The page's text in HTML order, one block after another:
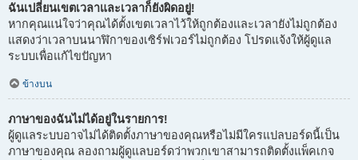
ฉันเปลี่ยนเขตเวลาและเวลาก็ยังผิดอยู่!
หากคุณแน่ใจว่าคุณได้ตั้งเขตเวลาไว้ให้ถูกต้องและเวลายังไม่ถูกต้อง
แสดงว่าเวลาบนนาฬิกาของเซิร์ฟเวอร์ไม่ถูกต้อง โปรดแจ้งให้ผู้ดูแล
ระบบเพื่อแก้ไขปัญหา
ข้างบน
ภาษาของฉันไม่ได้อยู่ในรายการ!
ผู้ดูแลระบบอาจไม่ได้ติดตั้งภาษาของคุณหรือไม่มีใครแปลบอร์ดนี้เป็น
ภาษาของคุณ ลองถามผู้ดูแลบอร์ดว่าพวกเขาสามารถติดตั้งแพ็คเกจ